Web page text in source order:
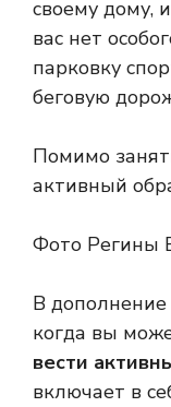
своему дому,
вас нет
парковку
беговую
Помимо
активный
Фото Регины
В
когда вы
вести
включает в